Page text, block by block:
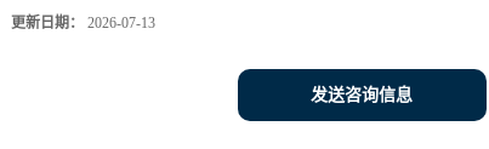
更新日期： 2026-07-13
发送咨询信息